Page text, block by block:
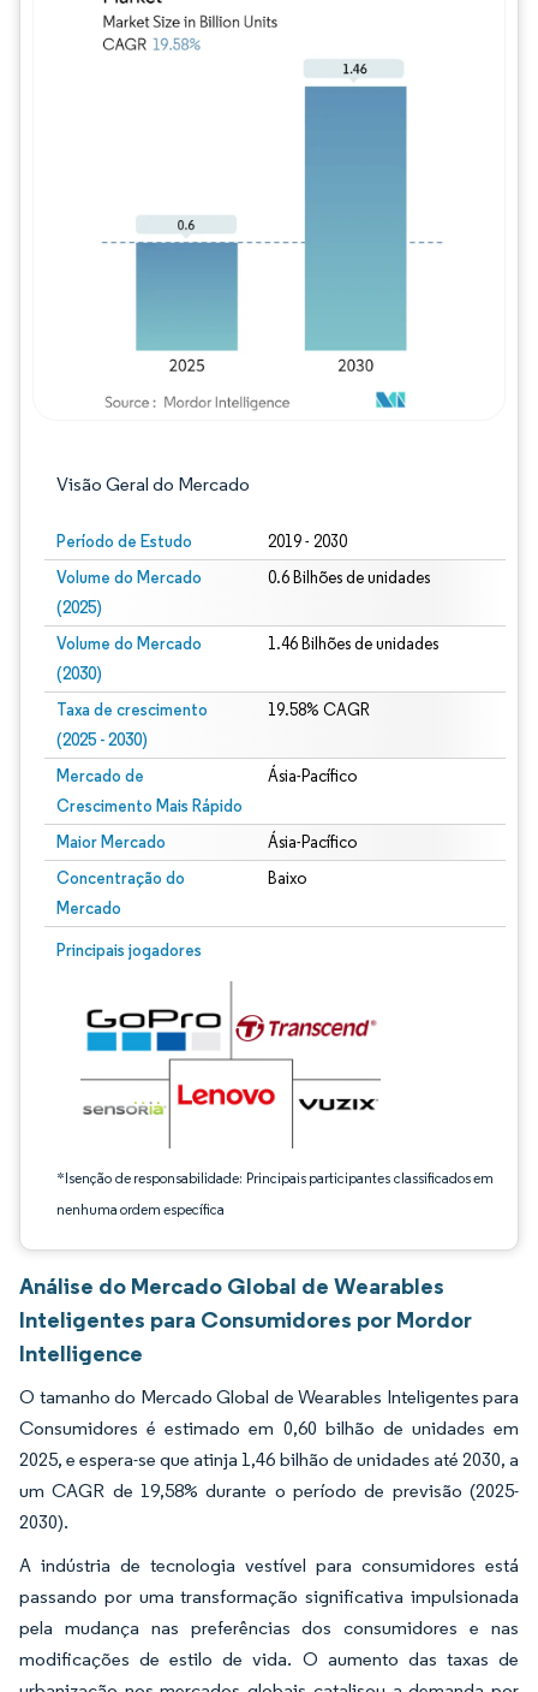
Visão Geral do Mercado
Período de Estudo 2019 - 2030
Volume do Mercado
(2025)
0.6 Bilhões de unidades
Volume do Mercado
(2030)
1.46 Bilhões de unidades
Taxa de crescimento
(2025 - 2030)
19.58% CAGR
Mercado de
Crescimento Mais Rápido
Ásia-Pacífico
Maior Mercado Ásia-Pacífico
Concentração do
Mercado
Baixo
Principais jogadores
*Isenção de responsabilidade: Principais participantes classificados em
nenhuma ordem específica
Imagem © Mordor Intelligence. O reuso requer atribuição conforme CC BY 4.0.
Análise do Mercado Global de Wearables
Inteligentes para Consumidores por Mordor
Intelligence
O tamanho do Mercado Global de Wearables Inteligentes para
Consumidores é estimado em 0,60 bilhão de unidades em
2025, e espera-se que atinja 1,46 bilhão de unidades até 2030, a
um CAGR de 19,58% durante o período de previsão (2025-
2030).
A indústria de tecnologia vestível para consumidores está
passando por uma transformação significativa impulsionada
pela mudança nas preferências dos consumidores e nas
modificações de estilo de vida. O aumento das taxas de